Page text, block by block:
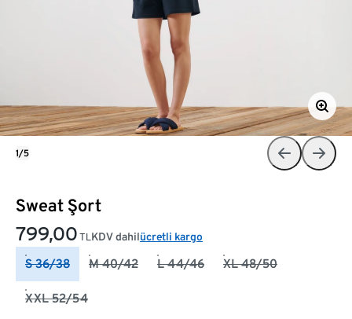
Sweat Şort
799,00 TLKDV dahilücretli kargo
S 36/38 M 40/42 L 44/46 XL 48/50
XXL 52/54
1/5